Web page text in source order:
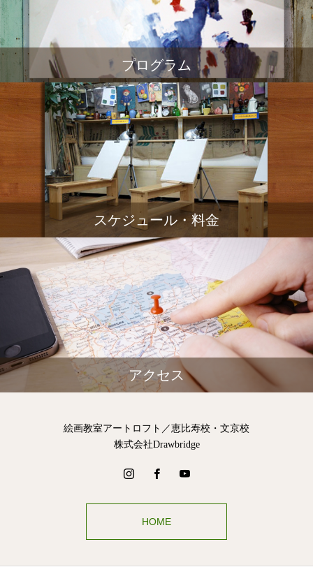
プログラム
スケジュール・料金
アクセス
絵画教室アートロフト／恵比寿校・文京校
株式会社Drawbridge
HOME